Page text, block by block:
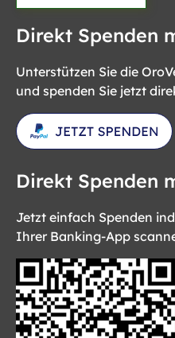
Direkt Spenden
Unterstützen Sie die
und spenden Sie jetzt
Direkt Spenden
Jetzt einfach Spenden
Ihrer Banking-App